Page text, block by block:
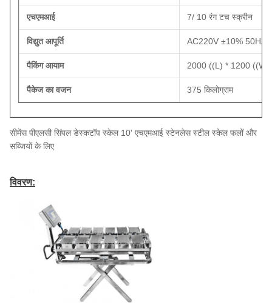
एचएमआई 7/ 10 रंग टच स्क्रीन
विद्युत आपूर्ति AC220V ±10% 50HZ
पैकिंग आयाम 2000 ((L) * 1200 ((W)
पैकेज का वजन 375 किलोग्राम
सीमेंस पीएलसी सिंपल डेस्कटॉप स्केल 10' एचएमआई स्टेनलेस स्टील स्केल फलों और
सब्जियों के लिए
विवरण: